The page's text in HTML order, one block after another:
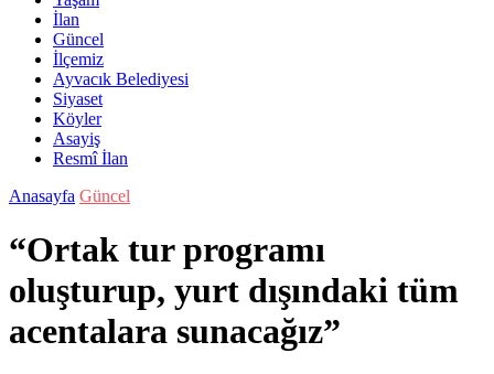
İlan
Güncel
İlçemiz
Ayvacık Belediyesi
Siyaset
Köyler
Asayiş
Resmî İlan
Anasayfa Güncel
“Ortak tur programı
oluşturup, yurt dışındaki tüm
acentalara sunacağız”